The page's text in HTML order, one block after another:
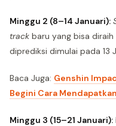
Minggu 2 (8–14 Januari):
track baru yang bisa
diprediksi dimulai pada 13
Baca Juga: Genshin
Begini Cara
Minggu 3 (15–21 Januari):